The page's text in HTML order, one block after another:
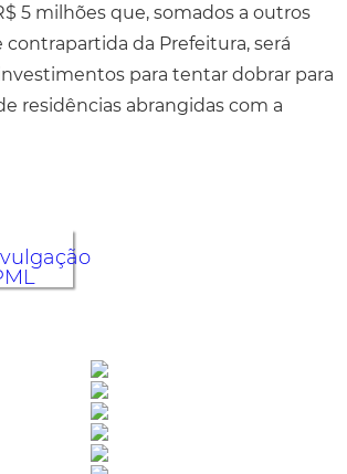
5 milhões que, somados a outros
contrapartida da Prefeitura, será
para tentar dobrar para
residências abrangidas com a